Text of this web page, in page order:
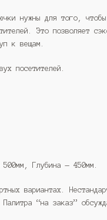
нужны для того,
Это позволяет
к вещам.
посетителей.
Глубина — 450мм.
вариантах.
“на заказ”